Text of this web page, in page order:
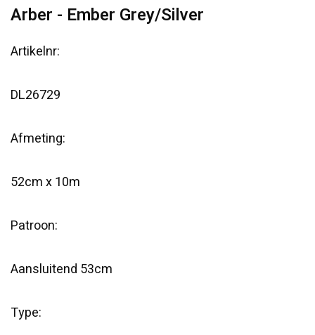
Arber - Ember Grey/Silver
Artikelnr:
DL26729
Afmeting:
52cm x 10m
Patroon:
Aansluitend 53cm
Type: